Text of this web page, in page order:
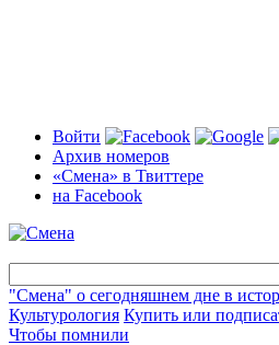
Войти
Архив номеров
«Смена» в Твиттере
на Facebook
"Смена" о сегодняшнем дне в
Культурология Купить или
Чтобы помнили